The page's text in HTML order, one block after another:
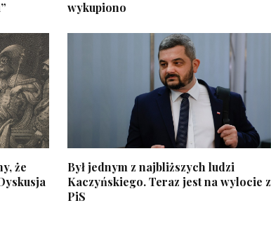
wykupiono
że
Był jednym z najbliższych ludzi
Kaczyńskiego. Teraz jest na wylocie z
PiS